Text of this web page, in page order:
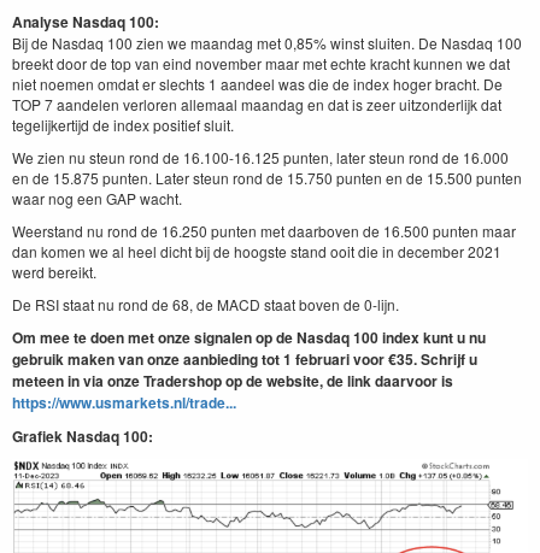
Analyse Nasdaq 100:
Bij de Nasdaq 100 zien we maandag met 0,85% winst sluiten. De Nasdaq 100
breekt door de top van eind november maar met echte kracht kunnen we dat
niet noemen omdat er slechts 1 aandeel was die de index hoger bracht. De
TOP 7 aandelen verloren allemaal maandag en dat is zeer uitzonderlijk dat
tegelijkertijd de index positief sluit.
We zien nu steun rond de 16.100-16.125 punten, later steun rond de 16.000
en de 15.875 punten. Later steun rond de 15.750 punten en de 15.500 punten
waar nog een GAP wacht.
Weerstand nu rond de 16.250 punten met daarboven de 16.500 punten maar
dan komen we al heel dicht bij de hoogste stand ooit die in december 2021
werd bereikt.
De RSI staat nu rond de 68, de MACD staat boven de 0-lijn.
Om mee te doen met onze signalen op de Nasdaq 100 index kunt u nu
gebruik maken van onze aanbieding tot 1 februari voor €35. Schrijf u
meteen in via onze Tradershop op de website, de link daarvoor is
https://www.usmarkets.nl/trade...
Grafiek Nasdaq 100: